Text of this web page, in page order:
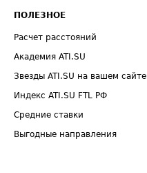
ПОЛЕЗНОЕ
Расчет расстояний
Академия ATI.SU
Звезды ATI.SU на вашем сайте
Индекс ATI.SU FTL РФ
Средние ставки
Выгодные направления